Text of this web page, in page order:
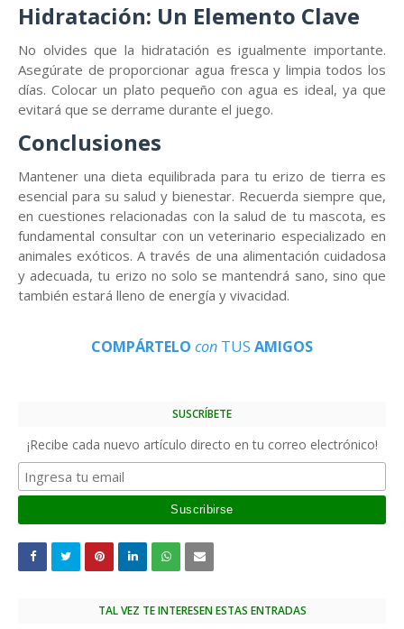
Hidratación: Un Elemento Clave
No olvides que la hidratación es igualmente importante.
Asegúrate de proporcionar agua fresca y limpia todos los
días. Colocar un plato pequeño con agua es ideal, ya que
evitará que se derrame durante el juego.
Conclusiones
Mantener una dieta equilibrada para tu erizo de tierra es
esencial para su salud y bienestar. Recuerda siempre que,
en cuestiones relacionadas con la salud de tu mascota, es
fundamental consultar con un veterinario especializado en
animales exóticos. A través de una alimentación cuidadosa
y adecuada, tu erizo no solo se mantendrá sano, sino que
también estará lleno de energía y vivacidad.
COMPÁRTELO con TUS AMIGOS
SUSCRÍBETE
¡Recibe cada nuevo artículo directo en tu correo electrónico!
TAL VEZ TE INTERESEN ESTAS ENTRADAS